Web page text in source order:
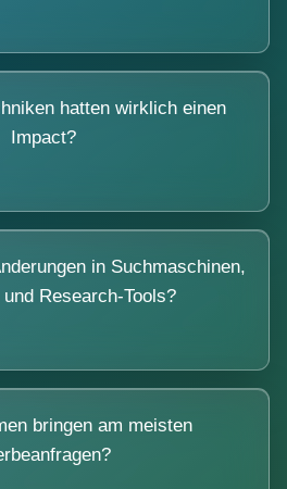
hatten wirklich einen
Impact?
in Suchmaschinen,
und Research-Tools?
bringen am meisten